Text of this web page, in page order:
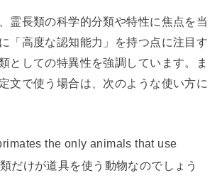
霊長類の科学的分類や特性に焦点を当
「高度な認知能力」を持つ点に注目す
としての特異性を強調しています。ま
文で使う場合は、次のような使い方に
the only animals that use
だけが道具を使う動物なのでしょう